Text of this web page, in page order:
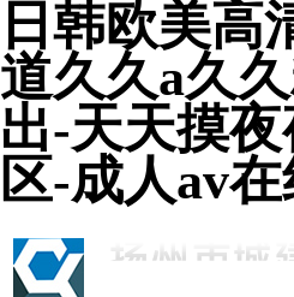
日韩欧美高
道久久a久
出-天天摸
区-成人av